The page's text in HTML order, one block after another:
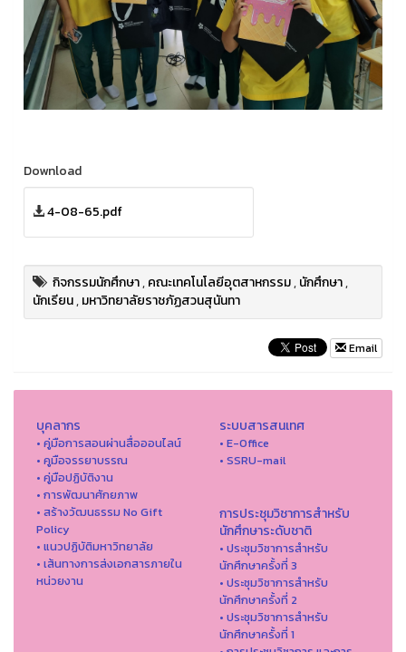
Download
4-08-65.pdf
กิจกรรมนักศึกษา,คณะเทคโนโลยีอุตสาหกรรม,นักศึกษา,
นักเรียน,มหาวิทยาลัยราชภัฏสวนสุนันทา
Email
บุคลากร
• คู่มือการสอนผ่านสื่อออนไลน์
• คูมือจรรยาบรรณ
• คู่มือปฏิบัติงาน
• การพัฒนาศักยภาพ
• สร้างวัฒนธรรม No Gift
Policy
• แนวปฏิบัติมหาวิทยาลัย
• เส้นทางการส่งเอกสารภายใน
หน่วยงาน
ระบบสารสนเทศ
• E-Office
• SSRU-mail
การประชุมวิชาการสำหรับ
นักศึกษาระดับชาติ
• ประชุมวิชาการสำหรับ
นักศึกษาครั้งที่ 3
• ประชุมวิชาการสำหรับ
นักศึกษาครั้งที่ 2
• ประชุมวิชาการสำหรับ
นักศึกษาครั้งที่ 1